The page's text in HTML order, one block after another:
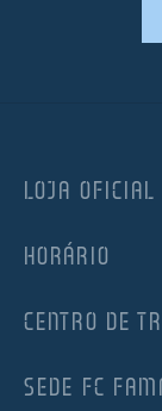
LOJA OFICIAL
HORÁRIO
CENTRO DE
SEDE FC